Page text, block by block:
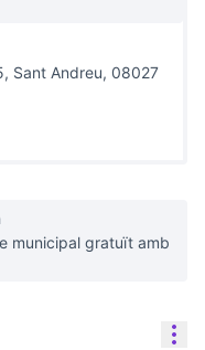
Sant Andreu, 08027
municipal gratuït amb